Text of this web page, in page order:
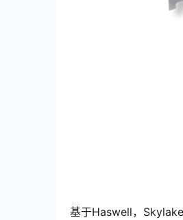
基于Haswell，